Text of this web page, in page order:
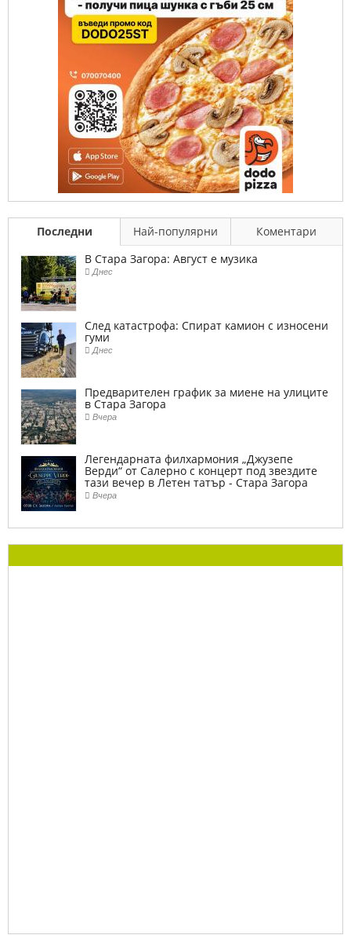
Последни Най-популярни
Коментари
В Стара Загора: Август е музика
Днес
След катастрофа: Спират камион с износени
гуми
Днес
Предварителен график за миене на улиците
в Стара Загора
Вчера
Легендарната филхармония „Джузепе
Верди“ от Салерно с концерт под звездите
тази вечер в Летен татър - Стара Загора
Вчера